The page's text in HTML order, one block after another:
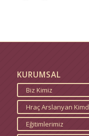
KURUMSAL
Biz Kimiz
Hraç Arslanyan
Eğitimlerimiz